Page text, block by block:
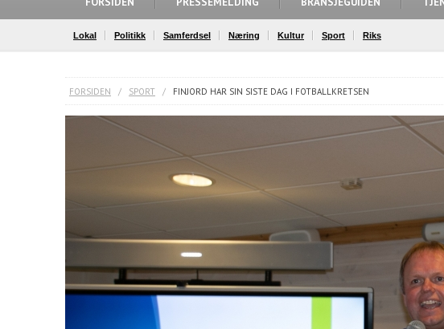
Lokal Politikk Samferdsel Næring Kultur Sport Riks
FORSIDEN / SPORT / FINJORD HAR SIN SISTE DAG I FOTBALLKRETSEN